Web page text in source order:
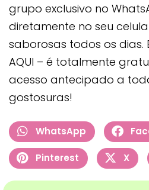
grupo exclusivo no
diretamente no seu
saborosas todos os dias.
AQUI – é totalmente
acesso antecipado a
gostosuras!
WhatsApp
Pinterest X